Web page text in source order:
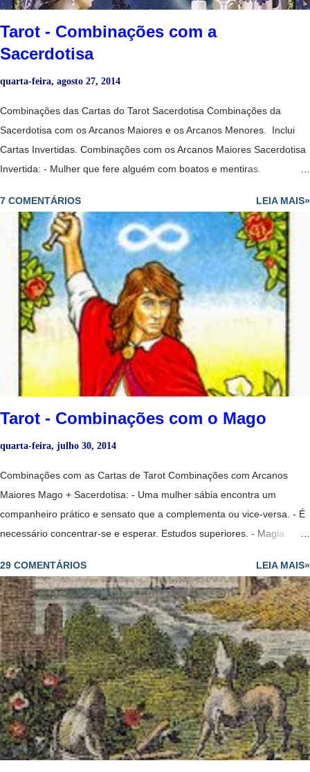
Tarot - Combinações com a
Sacerdotisa
quarta-feira, agosto 27, 2014
Combinações das Cartas do Tarot Sacerdotisa Combinações da
Sacerdotisa com os Arcanos Maiores e os Arcanos Menores. Inclui
Cartas Invertidas. Combinações com os Arcanos Maiores Sacerdotisa
Invertida: - Mulher que fere alguém com boatos e mentiras.
o que quer e ainda tem que aprender muitas coisas para avançar. -
Revelação vem tarde demais; perdeu a oportunidade. - Todos os
caminhos estão abertos para o consulente. - Mulher que perde os
papéis. - Perda de controle. - Pessoa que ajuda a outra a manter o
foco. - Mulher sábia que dá passos ousados no amor​​. - Portas abertas
da iluminação espiritual, mas deve tomar cuidado para não se perder
em fantasias. - Pode representar uma mulher imprudente e
excessivamente idealista e sonhadora. - Amor que não se expressa e
que finalmente se liberta. - Relação passageira. - No dinheiro, cuidado
com suas economias, possível desperdício de...
7 COMENTÁRIOS LEIA MAIS»
Tarot - Combinações com o Mago
quarta-feira, julho 30, 2014
Combinações com as Cartas de Tarot Combinações com Arcanos
Maiores Mago + Sacerdotisa: - Uma mulher sábia encontra um
companheiro prático e sensato que a complementa ou vice-versa. - É
necessário concentrar-se e esperar. Estudos superiores. - Magia.
problemas que pareciam estagnados agora está começando a ser
solucionados, embora lentamente. Mago + Sacerdotisa Invertida: -
Encontrará trabalho mas alguém invejoso lhe colocará obstáculos. -
Uma mulher sábia se vê tentada por um homem que não a merece e
não a respeita. Mago Invertido + Sacerdotisa: - Homem mentiroso,
que não consegue enganar sua companheira. Mago Invertido
+ Sacerdotisa Invertida: - Casal mal ajustado. Mago + Sacerdotisa +
Justiça: - Exames ou testes, estudos que se acabam. O Mago é o
trabalho, a Sacerdotisa os estudos e a Justiça fala sobre provas,...
29 COMENTÁRIOS LEIA MAIS»